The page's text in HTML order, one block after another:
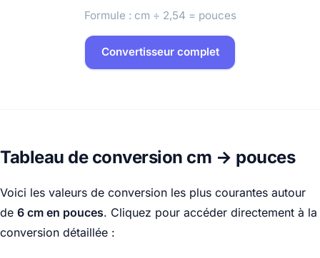
Formule : cm ÷ 2,54 = pouces
Convertisseur complet
Tableau de conversion cm → pouces
Voici les valeurs de conversion les plus courantes autour
de 6 cm en pouces. Cliquez pour accéder directement à la
conversion détaillée :